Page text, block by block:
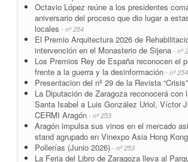
Octavio López reúne a los presidentes
aniversario del proceso que dio lugar a
locales - nº 254
El Premio Arquitectura 2026 de
intervención en el Monasterio de Sijena - nº
Los Premios Rey de España reconocen el
frente a la guerra y la desinformación - nº 254
Presentacion del nº 29 de la Revista “Crisis”
La Diputación de Zaragoza reconocerá con
Santa Isabel a Luis González Uriol, Víctor
CERMI Aragón - nº 253
Aragón impulsa sus vinos en el mercado
stand agrupado en Vinexpo Asia Hong Kong
Pollerías (Junio 2026) - nº 253
La Feria del Libro de Zaragoza lleva al